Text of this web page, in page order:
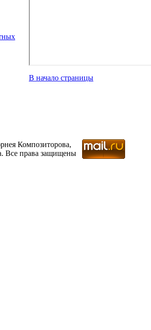
В начало страницы
Композиторова,
Все права защищены